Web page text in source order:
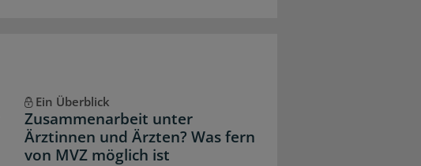
Ein Überblick
Zusammenarbeit unter
Ärztinnen und Ärzten? Was fern
von MVZ möglich ist